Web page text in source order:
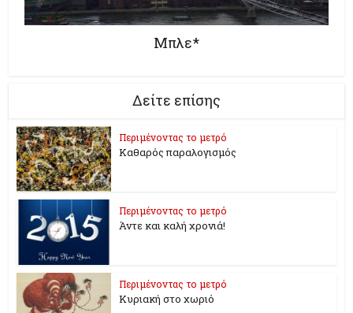
Μπλε*
Δείτε επίσης
Περιμένοντας το μετρό
Καθαρός παραλογισμός
Περιμένοντας το μετρό
Άντε και καλή χρονιά!
Περιμένοντας το μετρό
Κυριακή στο χωριό